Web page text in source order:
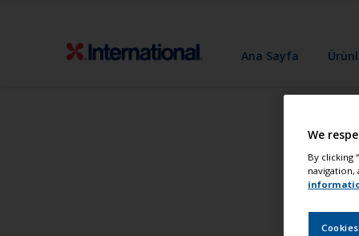
Ana Sayfa
We
By clicking
navigation,